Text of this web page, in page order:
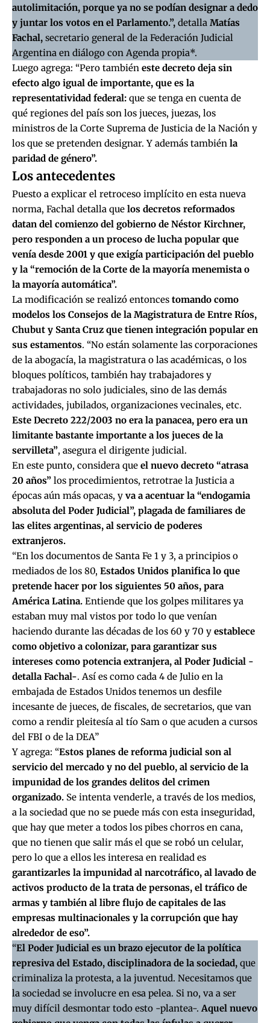
autolimitación, porque ya no se podían designar a dedo
y juntar los votos en el Parlamento.”, detalla Matías
Fachal, secretario general de la Federación Judicial
Argentina en diálogo con Agenda propia*.
Luego agrega: “Pero también este decreto deja sin
efecto algo igual de importante, que es la
representatividad federal: que se tenga en cuenta de
qué regiones del país son los jueces, juezas, los
ministros de la Corte Suprema de Justicia de la Nación y
los que se pretenden designar. Y además también la
paridad de género”.
Los antecedentes
Puesto a explicar el retroceso implícito en esta nueva
norma, Fachal detalla que los decretos reformados
datan del comienzo del gobierno de Néstor Kirchner,
pero responden a un proceso de lucha popular que
venía desde 2001 y que exigía participación del pueblo
y la “remoción de la Corte de la mayoría menemista o
la mayoría automática”.
La modificación se realizó entonces tomando como
modelos los Consejos de la Magistratura de Entre Ríos,
Chubut y Santa Cruz que tienen integración popular en
sus estamentos. “No están solamente las corporaciones
de la abogacía, la magistratura o las académicas, o los
bloques políticos, también hay trabajadores y
trabajadoras no solo judiciales, sino de las demás
actividades, jubilados, organizaciones vecinales, etc.
Este Decreto 222/2003 no era la panacea, pero era un
limitante bastante importante a los jueces de la
servilleta”, asegura el dirigente judicial.
En este punto, considera que el nuevo decreto “atrasa
20 años” los procedimientos, retrotrae la Justicia a
épocas aún más opacas, y va a acentuar la “endogamia
absoluta del Poder Judicial”, plagada de familiares de
las elites argentinas, al servicio de poderes
extranjeros.
“En los documentos de Santa Fe 1 y 3, a principios o
mediados de los 80, Estados Unidos planifica lo que
pretende hacer por los siguientes 50 años, para
América Latina. Entiende que los golpes militares ya
estaban muy mal vistos por todo lo que venían
haciendo durante las décadas de los 60 y 70 y establece
como objetivo a colonizar, para garantizar sus
intereses como potencia extranjera, al Poder Judicial -
detalla Fachal-. Así es como cada 4 de Julio en la
embajada de Estados Unidos tenemos un desfile
incesante de jueces, de fiscales, de secretarios, que van
como a rendir pleitesía al tío Sam o que acuden a cursos
del FBI o de la DEA”
Y agrega: “Estos planes de reforma judicial son al
servicio del mercado y no del pueblo, al servicio de la
impunidad de los grandes delitos del crimen
organizado. Se intenta venderle, a través de los medios,
a la sociedad que no se puede más con esta inseguridad,
que hay que meter a todos los pibes chorros en cana,
que no tienen que salir más el que se robó un celular,
pero lo que a ellos les interesa en realidad es
garantizarles la impunidad al narcotráfico, al lavado de
activos producto de la trata de personas, el tráfico de
armas y también al libre flujo de capitales de las
empresas multinacionales y la corrupción que hay
alrededor de eso”.
“El Poder Judicial es un brazo ejecutor de la política
represiva del Estado, disciplinadora de la sociedad, que
criminaliza la protesta, a la juventud. Necesitamos que
la sociedad se involucre en esa pelea. Si no, va a ser
muy difícil desmontar todo esto -plantea-.Aquel nuevo